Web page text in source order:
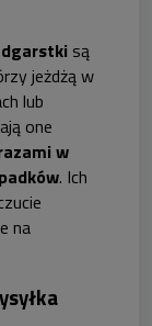
są
jeżdżą w
lub
one
w
. Ich
na